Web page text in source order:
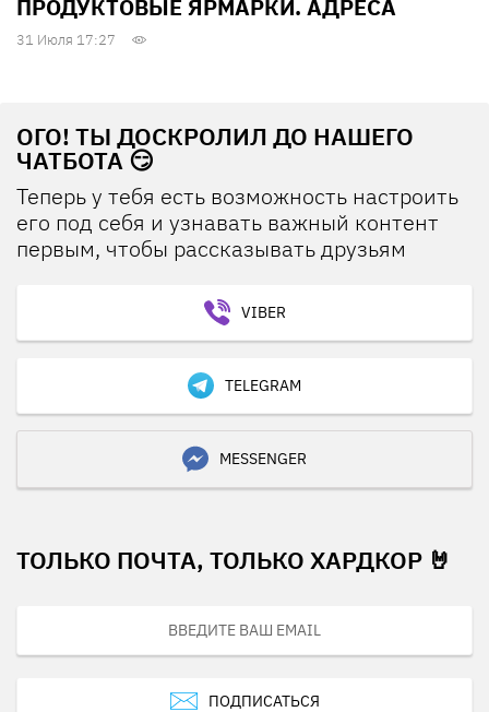
ПРОДУКТОВЫЕ ЯРМАРКИ. АДРЕСА
31 Июля 17:27
ОГО! ТЫ ДОСКРОЛИЛ ДО НАШЕГО
ЧАТБОТА 😏
Теперь у тебя есть возможность настроить
его под себя и узнавать важный контент
первым, чтобы рассказывать друзьям
VIBER
TELEGRAM
MESSENGER
ТОЛЬКО ПОЧТА, ТОЛЬКО ХАРДКОР 🤘
ПОДПИСАТЬСЯ